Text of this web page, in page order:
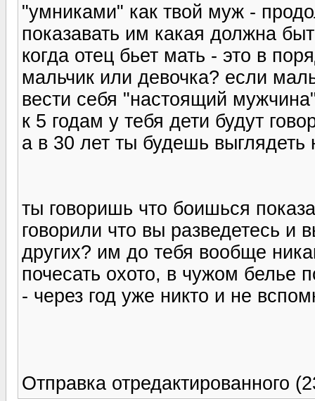
"умниками" как твой муж -
показавать им какая должна
когда отец бьет мать - это в
мальчик или девочка? если
вести себя "настоящий
к 5 годам у тебя дети будут
а в 30 лет ты будешь выглядеть
ты говоришь что боишься
говорили что вы разведетесь и
других? им до тебя вообще
почесать охото, в чужом белье
- через год уже никто и не
Отправка отредактированного